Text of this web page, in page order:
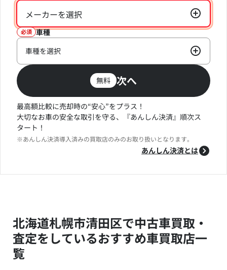
メーカーを選択
必須 車種
車種を選択
無料 次へ
最高額比較に売却時の“安心”をプラス！
大切なお車の安全な取引を守る、『あんしん決済』順次ス
タート！
※あんしん決済導入済みの買取店のみのお取り扱いとなります。
あんしん決済とは
北海道札幌市清田区で中古車買取・
査定をしているおすすめ車買取店一
覧